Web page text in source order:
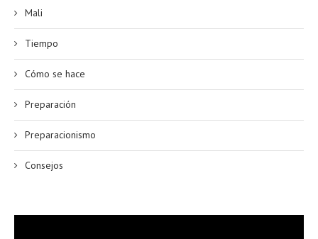
Mali
Tiempo
Cómo se hace
Preparación
Preparacionismo
Consejos